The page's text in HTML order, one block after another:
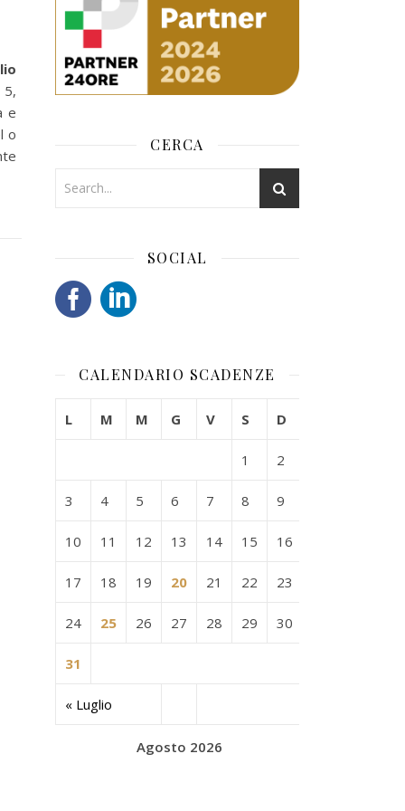
e
o
CERCA
SOCIAL
CALENDARIO SCADENZE
Agosto 2026
L M M G V S D
« Luglio
1 2
3 4 5 6 7 8 9
10 11 12 13 14 15 16
17 18 19 20 21 22 23
24 25 26 27 28 29 30
31